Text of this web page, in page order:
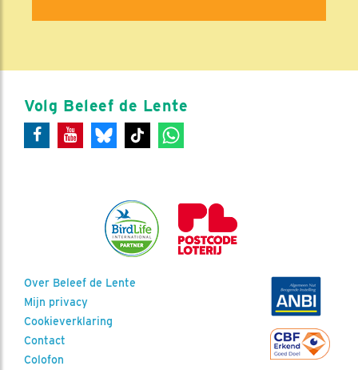
Volg Beleef de Lente
Over Beleef de Lente
Mijn privacy
Cookieverklaring
Contact
Colofon